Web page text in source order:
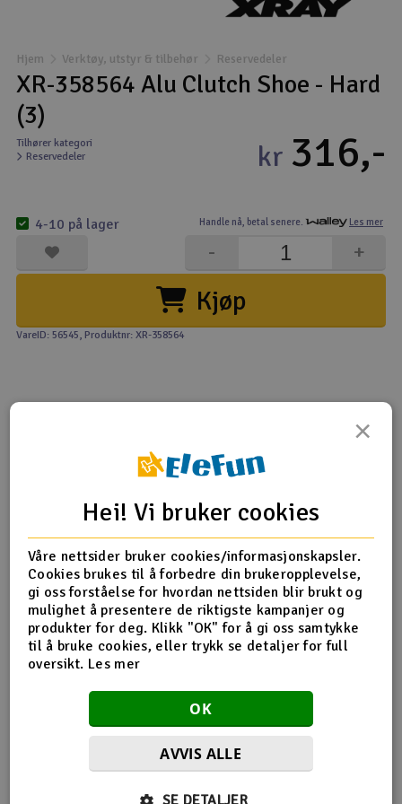
Droner
Fly
Helikopter
Kamerautstyr
Modellbygging, LEGO & byggesett
Modelljernbane
Radioutstyr
Raketter
Smarthjem, lek & hobby
Solenergi
Sparkesykler & elkjøretøy
Verktøy, utstyr & tilbehør
Hjem Verktøy, utstyr & tilbehør Reservedeler
XR-358564 Alu Clutch Shoe - Hard
(3)
Tilhører kategori
Reservedeler
Handle nå, betal senere. Les mer
kr 316,-
Kjøp
+
-
4-10 på lager
VareID: 56545, Produktnr: XR-358564
Produktinformasjon
XR-358564 Alu Clutch Shoe - Hard (3) leveres 3stk i
pakken.
Flere detaljer
Produktet er
Reservedeler XRay
×
Hei! Vi bruker cookies
Våre nettsider bruker cookies/informasjonskapsler.
Cookies brukes til å forbedre din brukeropplevelse,
gi oss forståelse for hvordan nettsiden blir brukt og
mulighet å presentere de riktigste kampanjer og
produkter for deg. Klikk "OK" for å gi oss samtykke
til å bruke cookies, eller trykk se detaljer for full
oversikt. Les mer
OK
AVVIS ALLE
SE DETALJER